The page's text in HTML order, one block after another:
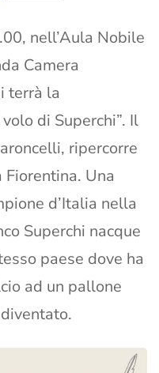
nell’Aula Nobile
Camera
terrà la
di Superchi”. Il
ripercorre
Una
d’Italia nella
Superchi nacque
paese dove ha
ad un pallone